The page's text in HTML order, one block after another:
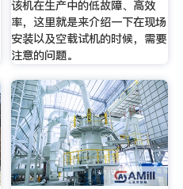
该机在生产中的低故障、高效
率，这里就是来介绍一下在现场
安装以及空载试机的时候，需要
注意的问题。